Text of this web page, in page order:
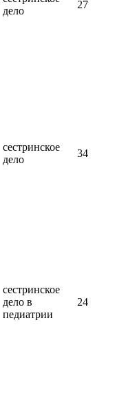
дело
27
сестринское
дело
34
сестринское
дело в
педиатрии
24